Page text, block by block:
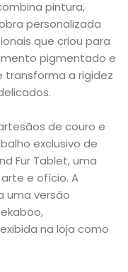
pintura,
personalizada
que criou para
pigmentado e
transforma a rigidez
de couro e
exclusivo de
Fur Tablet, uma
e ofício. A
uma versão
na loja como